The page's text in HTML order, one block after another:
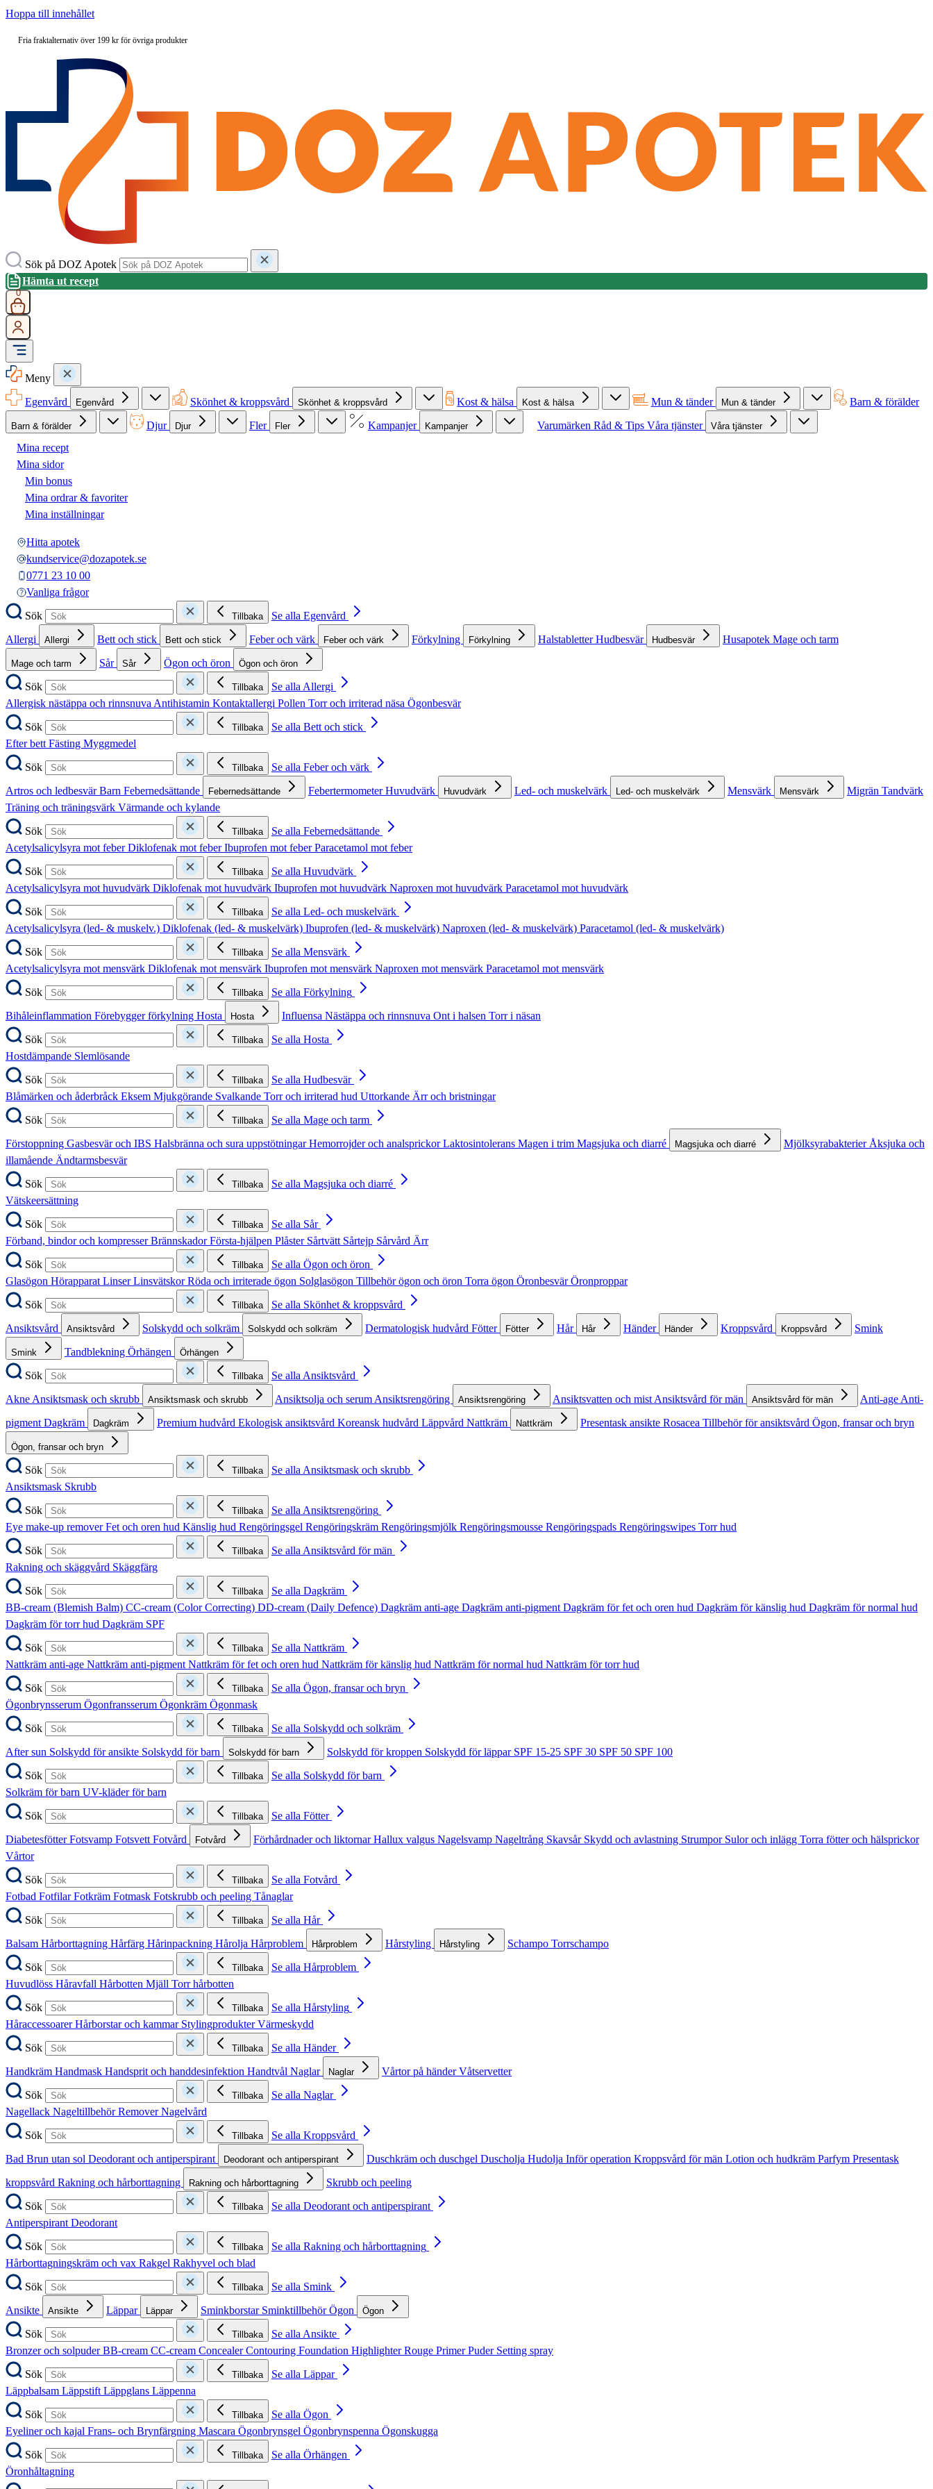
Hoppa till innehållet
Fria fraktalternativ över 199 kr för övriga produkter
Sök på DOZ Apotek
Hämta ut recept
0
Meny
Egenvård
Egenvård Skönhet & kroppsvård Skönhet & kroppsvård Kost & hälsa Kost & hälsa Mun & tänder Mun & tänder Barn & förälder
Barn & förälder Djur Djur Fler Fler Kampanjer Kampanjer Varumärken Råd & Tips Våra tjänster Våra tjänster
Mina recept
Mina sidor
Min bonus
Mina ordrar & favoriter
Mina inställningar
Hitta apotek
kundservice@dozapotek.se
0771 23 10 00
Vanliga frågor
Sök
Tillbaka
Se alla Egenvård
Allergi
Allergi Bett och stick Bett och stick Feber och värk Feber och värk Förkylning Förkylning HalstabletterHudbesvär Hudbesvär Husapotek Mage och tarm
Mage och tarm Sår Sår Ögon och öron Ögon och öron
Sök Tillbaka
Se alla Allergi
Allergisk nästäppa och rinnsnuva Antihistamin Kontaktallergi Pollen Torr och irriterad näsa Ögonbesvär
Sök
Tillbaka
Se alla Bett och stick
Efter bett Fästing Myggmedel
Sök
Tillbaka
Se alla Feber och värk
Artros och ledbesvärBarn Febernedsättande Febernedsättande FebertermometerHuvudvärk Huvudvärk Led- och muskelvärk Led- och muskelvärk Mensvärk Mensvärk Migrän Tandvärk
Träning och träningsvärk Värmande och kylande
Sök
Tillbaka
Se alla Febernedsättande
Acetylsalicylsyra mot feberDiklofenak mot feberIbuprofen mot feberParacetamol mot feber
Sök
Tillbaka
Se alla Huvudvärk
Acetylsalicylsyra mot huvudvärk Diklofenak mot huvudvärk Ibuprofen mot huvudvärk Naproxen mot huvudvärk Paracetamol mot huvudvärk
Sök
Tillbaka
Se alla Led- och muskelvärk
Acetylsalicylsyra (led- & muskelv.) Diklofenak (led- & muskelvärk) Ibuprofen (led- & muskelvärk) Naproxen (led- & muskelvärk) Paracetamol (led- & muskelvärk)
Sök
Tillbaka
Se alla Mensvärk
Acetylsalicylsyra mot mensvärk Diklofenak mot mensvärk Ibuprofen mot mensvärk Naproxen mot mensvärk Paracetamol mot mensvärk
Sök
Tillbaka
Se alla Förkylning
Bihåleinflammation Förebygger förkylning Hosta Hosta Influensa Nästäppa och rinnsnuva Ont i halsen Torr i näsan
Sök
Tillbaka
Se alla Hosta
Hostdämpande Slemlösande
Sök
Tillbaka
Se alla Hudbesvär
Blåmärken och åderbråck Eksem Mjukgörande Svalkande Torr och irriterad hud Uttorkande Ärr och bristningar
Sök
Tillbaka
Se alla Mage och tarm
Förstoppning Gasbesvär och IBS Halsbränna och sura uppstötningarHemorrojder och analsprickorLaktosintolerans Magen i trim Magsjuka och diarré Magsjuka och diarré Mjölksyrabakterier Åksjuka och
illamående Ändtarmsbesvär
Sök
Tillbaka
Se alla Magsjuka och diarré
Vätskeersättning
Sök
Tillbaka
Se alla Sår
Förband, bindor och kompresserBrännskadorFörsta-hjälpen Plåster Sårtvätt Sårtejp Sårvård Ärr
Sök
Tillbaka
Se alla Ögon och öron
Glasögon Hörapparat LinserLinsvätskorRöda och irriterade ögon Solglasögon Tillbehör ögon och öron Torra ögon ÖronbesvärÖronproppar
Sök
Tillbaka
Se alla Skönhet & kroppsvård
Ansiktsvård
Ansiktsvård Solskydd och solkräm Solskydd och solkräm Dermatologisk hudvård Fötter Fötter Hår Hår Händer Händer Kroppsvård Kroppsvård Smink
Smink Tandblekning Örhängen Örhängen
Sök Tillbaka
Se alla Ansiktsvård
Akne Ansiktsmask och skrubb Ansiktsmask och skrubb Ansiktsolja och serum Ansiktsrengöring Ansiktsrengöring Ansiktsvatten och mist Ansiktsvård för män Ansiktsvård för män Anti-age Anti-
pigment Dagkräm Dagkräm Premium hudvård Ekologisk ansiktsvård Koreansk hudvård Läppvård Nattkräm Nattkräm Presentask ansikte Rosacea Tillbehör för ansiktsvård Ögon, fransar och bryn
Ögon, fransar och bryn
Sök Tillbaka
Se alla Ansiktsmask och skrubb
Ansiktsmask Skrubb
Sök
Tillbaka
Se alla Ansiktsrengöring
Eye make-up removerFet och oren hud Känslig hud Rengöringsgel Rengöringskräm Rengöringsmjölk Rengöringsmousse Rengöringspads Rengöringswipes Torr hud
Sök
Tillbaka
Se alla Ansiktsvård för män
Rakning och skäggvård Skäggfärg
Sök
Tillbaka
Se alla Dagkräm
BB-cream (Blemish Balm) CC-cream (Color Correcting) DD-cream (Daily Defence) Dagkräm anti-age Dagkräm anti-pigment Dagkräm för fet och oren hud Dagkräm för känslig hud Dagkräm för normal hud
Dagkräm för torr hud Dagkräm SPF
Sök
Tillbaka
Se alla Nattkräm
Nattkräm anti-age Nattkräm anti-pigment Nattkräm för fet och oren hud Nattkräm för känslig hud Nattkräm för normal hud Nattkräm för torr hud
Sök
Tillbaka
Se alla Ögon, fransar och bryn
Ögonbrynsserum Ögonfransserum Ögonkräm Ögonmask
Sök
Tillbaka
Se alla Solskydd och solkräm
After sun Solskydd för ansikte Solskydd för barn Solskydd för barn Solskydd för kroppen Solskydd för läppar SPF 15-25 SPF 30 SPF 50 SPF 100
Sök
Tillbaka
Se alla Solskydd för barn
Solkräm för barn UV-kläder för barn
Sök
Tillbaka
Se alla Fötter
DiabetesfötterFotsvamp Fotsvett Fotvård Fotvård Förhårdnader och liktornarHallux valgus Nagelsvamp Nageltrång Skavsår Skydd och avlastning Strumpor Sulor och inlägg Torra fötter och hälsprickor
Vårtor
Sök
Tillbaka
Se alla Fotvård
Fotbad FotfilarFotkräm Fotmask Fotskrubb och peeling Tånaglar
Sök
Tillbaka
Se alla Hår
Balsam Hårborttagning Hårfärg Hårinpackning Hårolja Hårproblem Hårproblem Hårstyling Hårstyling Schampo Torrschampo
Sök
Tillbaka
Se alla Hårproblem
Huvudlöss Håravfall Hårbotten Mjäll Torr hårbotten
Sök
Tillbaka
Se alla Hårstyling
HåraccessoarerHårborstar och kammar StylingprodukterVärmeskydd
Sök
Tillbaka
Se alla Händer
Handkräm Handmask Handsprit och handdesinfektion Handtvål Naglar Naglar Vårtor på händerVåtservetter
Sök
Tillbaka
Se alla Naglar
Nagellack NageltillbehörRemoverNagelvård
Sök
Tillbaka
Se alla Kroppsvård
Bad Brun utan sol Deodorant och antiperspirant Deodorant och antiperspirant Duschkräm och duschgel Duscholja Hudolja Inför operation Kroppsvård för män Lotion och hudkräm Parfym Presentask
kroppsvård Rakning och hårborttagning Rakning och hårborttagning
Skrubb och peeling
Sök
Tillbaka
Se alla Deodorant och antiperspirant
Antiperspirant Deodorant
Sök
Tillbaka
Se alla Rakning och hårborttagning
Hårborttagningskräm och vax Rakgel Rakhyvel och blad
Sök
Tillbaka
Se alla Smink
Ansikte
Ansikte Läppar Läppar Sminkborstar SminktillbehörÖgon Ögon
Sök Tillbaka
Se alla Ansikte
Bronzer och solpuderBB-cream CC-cream ConcealerContouring Foundation HighlighterRouge PrimerPuder Setting spray
Sök
Tillbaka
Se alla Läppar
Läppbalsam Läppstift Läppglans Läppenna
Sök
Tillbaka
Se alla Ögon
Eyeliner och kajal Frans- och Brynfärgning Mascara Ögonbrynsgel Ögonbrynspenna Ögonskugga
Sök
Tillbaka
Se alla Örhängen
Öronhåltagning